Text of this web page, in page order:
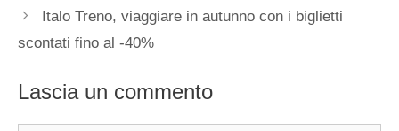
Italo Treno, viaggiare in autunno con i biglietti
scontati fino al -40%
Lascia un commento